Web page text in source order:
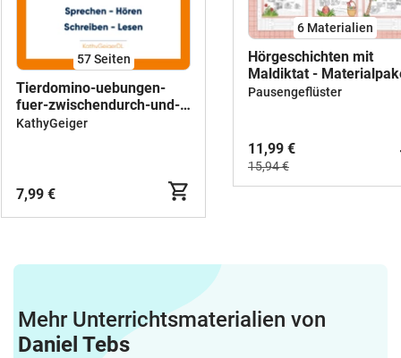
57Seiten
Tierdomino-uebungen-
fuer-zwischendurch-und-
wiederholen-mit-
Loesungen-DaF-DaZ-A1
KathyGeiger
7,99 €
6 Materialien
Hörgeschichten mit
Maldiktat -
Bundle (Klasse 1)
Pausengeflüster
11,99 €
15,94 €
Mehr Unterrichtsmaterialien von
Daniel Tebs